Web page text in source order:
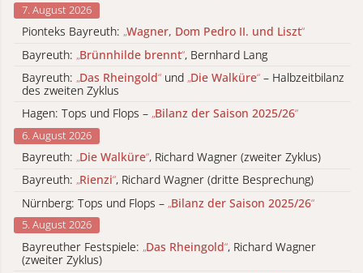
7. August 2026
Pionteks Bayreuth: „Wagner, Dom Pedro II. und Liszt“
Bayreuth: „Brünnhilde brennt“, Bernhard Lang
Bayreuth: „Das Rheingold“ und „Die Walküre“ – Halbzeitbilanz
des zweiten Zyklus
Hagen: Tops und Flops – „Bilanz der Saison 2025/26“
6. August 2026
Bayreuth: „Die Walküre“, Richard Wagner (zweiter Zyklus)
Bayreuth: „Rienzi“, Richard Wagner (dritte Besprechung)
Nürnberg: Tops und Flops – „Bilanz der Saison 2025/26“
5. August 2026
Bayreuther Festspiele: „Das Rheingold“, Richard Wagner
(zweiter Zyklus)